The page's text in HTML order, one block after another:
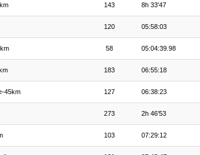
143 8h 33'47
120 05:58:03
58 05:04:39.98
183 06:55:18
45km 127 06:38:23
273 2h 46'53
103 07:29:12